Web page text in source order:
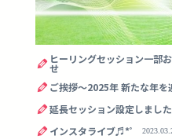
ヒーリングセッション一部
せ
ご挨拶〜2025年 新たな年を
延長セッション設定しました
インスタライブ♬*ﾟ